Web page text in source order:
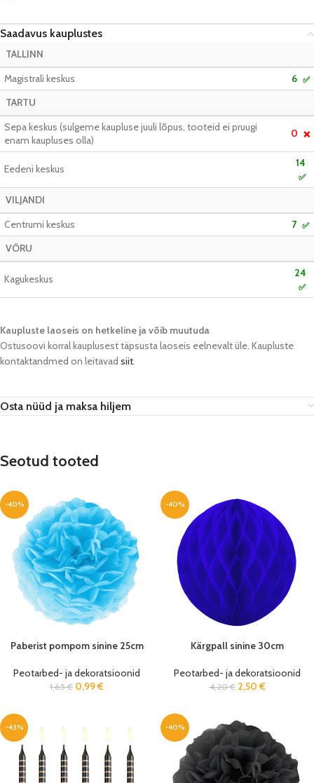
Saadavus kauplustes
TALLINN
Magistrali keskus
6 ✅
TARTU
Sepa keskus (sulgeme kaupluse juuli lõpus, tooteid ei pruugi
enam kaupluses olla)
0 ❌
Eedeni keskus 14
✅
VILJANDI
Centrumi keskus
7 ✅
VÕRU
Kagukeskus 24
✅
Kaupluste laoseis on hetkeline ja võib muutuda​
Ostusoovi korral kauplusest täpsusta laoseis eelnevalt üle. Kaupluste
kontaktandmed on leitavad siit.
Osta nüüd ja maksa hiljem
Seotud tooted
-40%
Paberist pompom sinine 25cm
Peotarbed- ja dekoratsioonid
1,65€ 0,99€
-40%
Kärgpall sinine 30cm
Peotarbed- ja dekoratsioonid
4,20€ 2,50 €
-43% -40%